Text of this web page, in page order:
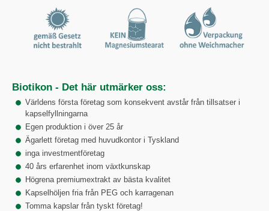
Biotikon - Det här utmärker oss:
Världens första företag som konsekvent avstår från tillsatser i
kapselfyllningarna
Egen produktion i över 25 år
Ägarlett företag med huvudkontor i Tyskland
inga investmentföretag
40 års erfarenhet inom växtkunskap
Högrena premiumextrakt av bästa kvalitet
Kapselhöljen fria från PEG och karragenan
Tomma kapslar från tyskt företag!